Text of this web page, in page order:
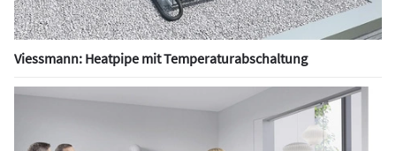
Viessmann: Heatpipe mit Temperaturabschaltung